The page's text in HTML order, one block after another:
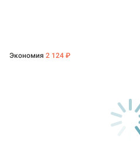
Экономия 2 124 ₽